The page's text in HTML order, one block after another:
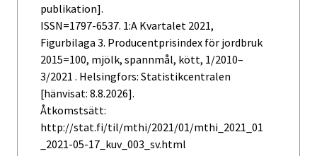
publikation].
ISSN=1797-6537. 1:a Kvartalet 2021,
Figurbilaga 3. Producentprisindex för jordbruk
2015=100, mjölk, spannmål, kött, 1/2010–
3/2021 . Helsingfors: Statistikcentralen
[hänvisat: 8.8.2026].
Åtkomstsätt:
http://stat.fi/til/mthi/2021/01/mthi_2021_01
_2021-05-17_kuv_003_sv.html